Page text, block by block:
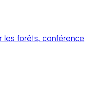
les forêts, conférence